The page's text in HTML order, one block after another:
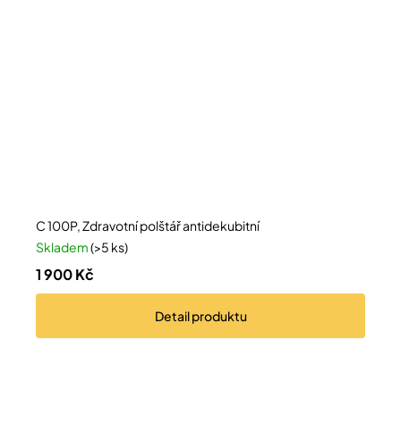
C 100P, Zdravotní polštář antidekubitní
Skladem(>5 ks)
1 900 Kč
Detailproduktu